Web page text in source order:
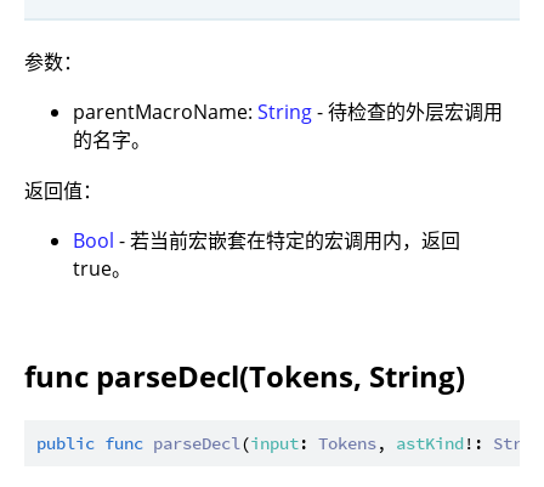
参数：
parentMacroName: String- 待检查的外层宏调用
的名字。
返回值：
Bool - 若当前宏嵌套在特定的宏调用内，返回
true。
func parseDecl(Tokens, String)
public func parseDecl (input: Tokens, astKind!: